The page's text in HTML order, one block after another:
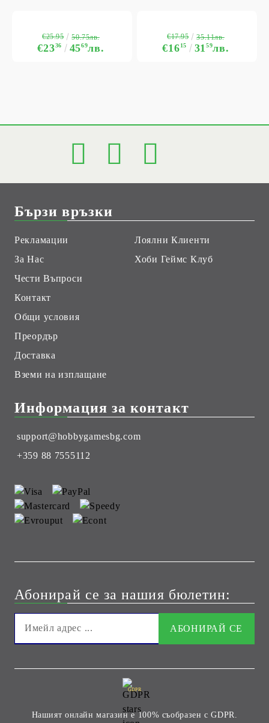
€2336 4569лв.
€25.95 50.75лв.
€1615 3159лв.
€17.95 35.11лв.
Бързи връзки
Рекламации
За Нас
Чести Въпроси
Контакт
Общи условия
Преордър
Доставка
Вземи на изплащане
Лоялни Клиенти
Хоби Геймс Клуб
Информация за контакт
support@hobbygamesbg.com
+359 88 7555112
Абонирай се за нашия бюлетин:
GDPR
Нашият онлайн магазин е 100% съобразен с GDPR.